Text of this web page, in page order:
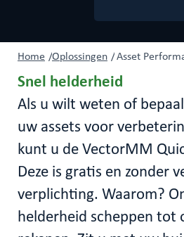
Home /Oplossingen /Asset
Snel helderheid
Als u wilt weten of
uw assets voor
kunt u de VectorMM
Deze is gratis en zonder
verplichting. Waarom?
helderheid scheppen tot